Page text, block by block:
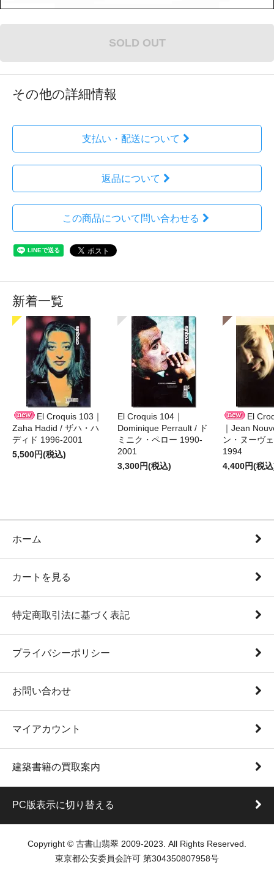
SOLD OUT
その他の詳細情報
支払い・配送について
返品について
この商品について問い合わせる
新着一覧
El Croquis 103｜
Zaha Hadid / ザハ・ハ
ディド 1996-2001
5,500円(税込)
El Croquis 104｜
Dominique Perrault / ド
ミニク・ペロー 1990-
2001
3,300円(税込)
El
｜Jean
ン・ヌーヴ
1994
4,400円(税
ホーム
カートを見る
特定商取引法に基づく表記
プライバシーポリシー
お問い合わせ
マイアカウント
建築書籍の買取案内
PC版表示に切り替える
Copyright © 古書山翡翠 2009-2023. All Rights Reserved.
東京都公安委員会許可 第304350807958号